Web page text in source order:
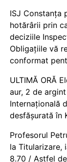
ISJ Constanța
hotărârii prin
deciziile
Obligațiile vă
conformat
ULTIMĂ ORĂ
aur, 2 de
Internațională
desfășurată în
Profesorul
la Titularizare,
8.70 / Astfel